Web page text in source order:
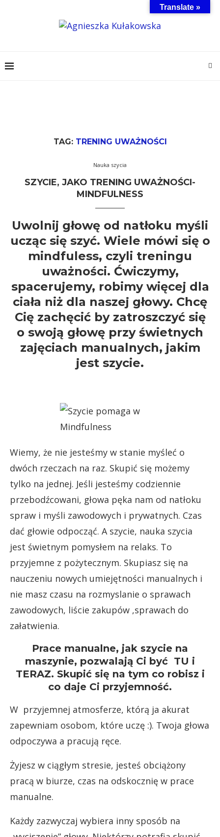
TAG: TRENING UWAŻNOŚCI
Nauka szycia
SZYCIE, JAKO TRENING UWAŻNOŚCI-
MINDFULNESS
Uwolnij głowę od natłoku myśli
ucząc się szyć. Wiele mówi się o
mindfuless, czyli treningu
uważności. Ćwiczymy,
spacerujemy, robimy więcej dla
ciała niż dla naszej głowy. Chcę
Cię zachęcić by zatroszczyć się
o swoją głowę przy świetnych
zajęciach manualnych, jakim
jest szycie.
Wiemy, że nie jesteśmy w stanie myśleć o
dwóch rzeczach na raz. Skupić się możemy
tylko na jednej. Jeśli jesteśmy codziennie
przebodźcowani, głowa pęka nam od natłoku
spraw i myśli zawodowych i prywatnych. Czas
dać głowie odpocząć. A szycie, nauka szycia
jest świetnym pomysłem na relaks. To
przyjemne z pożytecznym. Skupiasz się na
nauczeniu nowych umiejętności manualnych i
nie masz czasu na rozmyslanie o sprawach
zawodowych, liście zakupów ,sprawach do
załatwienia.
Prace manualne, jak szycie na
maszynie, pozwalają Ci być TU i
TERAZ. Skupić się na tym co robisz i
co daje Ci przyjemność.
W przyjemnej atmosferze, którą ja akurat
zapewniam osobom, które uczę :). Twoja głowa
odpoczywa a pracują ręce.
Żyjesz w ciągłym stresie, jesteś obciążony
pracą w biurze, czas na odskocznię w prace
manualne.
Każdy zazwyczaj wybiera inny sposób na
Translate »